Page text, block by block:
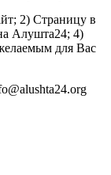
2) Страницу в
Алушта24; 4)
для Вас